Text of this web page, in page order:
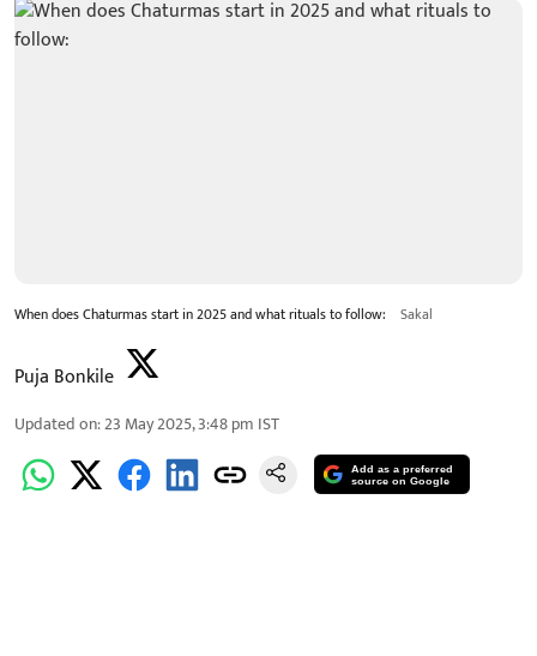
When does Chaturmas start in 2025 and what rituals to follow: Sakal
Puja Bonkile
Updated on:23 May 2025, 3:48 pm IST
Add as a preferred
source on Google